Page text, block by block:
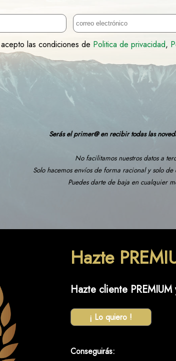
las condiciones de Politica de privacidad,
Serás el primer@ en recibir todas las
No facilitamos nuestros datos a
Solo hacemos envíos de forma racional y solo de
Puedes darte de baja en cualquier
Hazte
Hazte cliente
¡ Lo quiero !
Conseguirás: